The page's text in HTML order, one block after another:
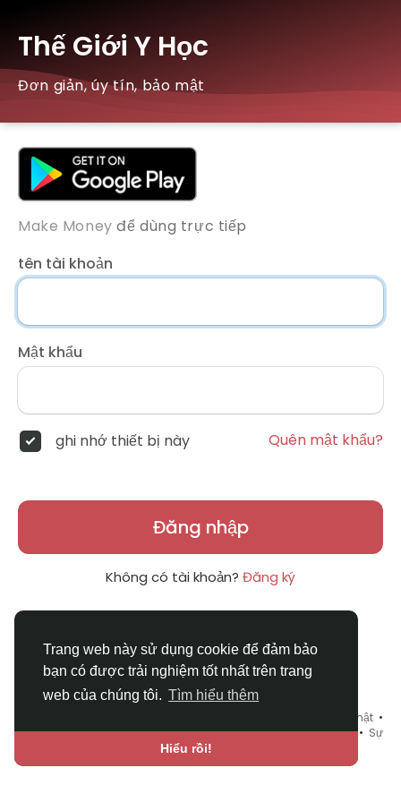
Trang web này sử dụng cookie để đảm bảo
bạn có được trải nghiệm tốt nhất trên trang
web của chúng tôi. Tìm hiểu thêm
Hiểu rồi!
Thế Giới Y Học
Đơn giản, úy tín, bảo mật
Make Money để dùng trực tiếp
tên tài khoản
Mật khẩu
ghi nhớ thiết bị này Quên mật khẩu?
Đăng nhập
Không có tài khoản? Đăng ký
Chính sách bảo mật •
Liên hệ chúng tôi•Bao Quát•Danh mục•Blog•Diễn đàn• Sự
Chợ Tình•